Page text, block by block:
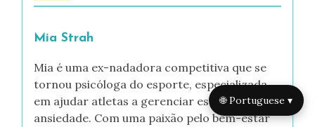
Mia Strah
Mia é uma ex-nadadora competitiva que se
tornou psicóloga do esporte, especializada
em ajudar atletas a gerenciar estresse e
ansiedade. Com uma paixão pelo bem-estar
🌐 Portuguese ▾